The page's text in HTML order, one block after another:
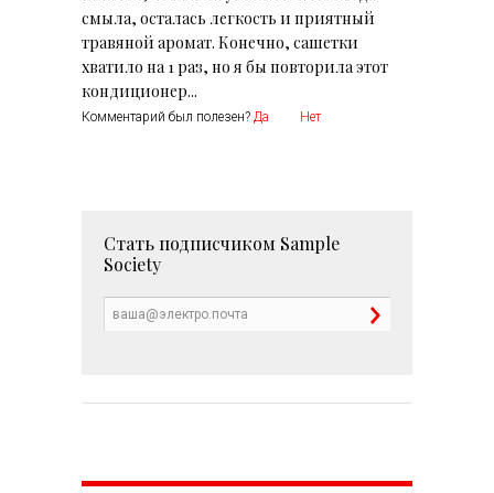
смыла, осталась легкость и приятный
травяной аромат. Конечно, сашетки
хватило на 1 раз, но я бы повторила этот
кондиционер...
Комментарий был полезен? Да Нет
Стать подписчиком Sample
Society